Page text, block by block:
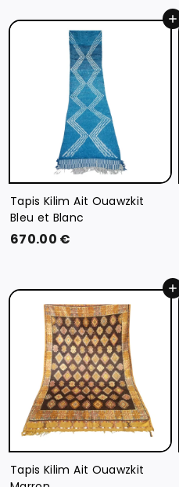
.
0
0
€
Ajouter au panier
Tapis Kilim Ait Ouawzkit
Bleu et Blanc
670.00 €
.
0
0
€
Ajouter au panier
Tapis Kilim Ait Ouawzkit